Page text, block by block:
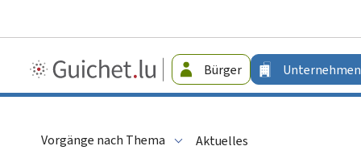
Guichet.lu
-
Bürger Unternehmen
Vorgänge nach Thema Aktuelles